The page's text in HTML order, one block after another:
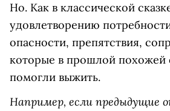
Но. Как в классической
удовлетворению
опасности, препятствия,
которые в прошлой похожей
помогли выжить.
Например, если предыдущие